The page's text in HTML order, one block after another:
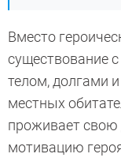
Вместо
существование
телом, долгами
местных
проживает свою
мотивацию